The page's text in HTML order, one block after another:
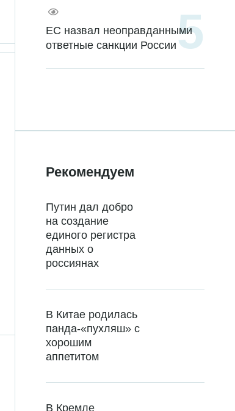
ЕС назвал неоправданными
ответные санкции России
Рекомендуем
Путин дал добро
на создание
единого регистра
данных о
россиянах
В Китае родилась
панда-«пухляш» с
хорошим
аппетитом
В Кремле